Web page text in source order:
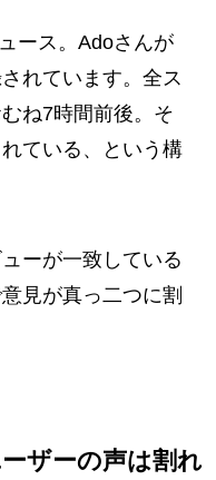
ース。Adoさんが
れています。全ス
ね7時間前後。そ
ている、という構
ーが一致している
見が真っ二つに割
ザーの声は割れ